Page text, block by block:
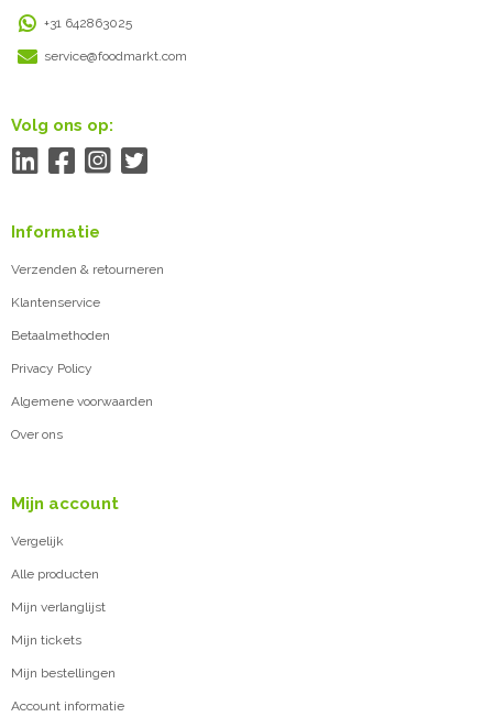
+31 642863025
service@foodmarkt.com
Volg ons op:
Informatie
Verzenden & retourneren
Klantenservice
Betaalmethoden
Privacy Policy
Algemene voorwaarden
Over ons
Mijn account
Vergelijk
Alle producten
Mijn verlanglijst
Mijn tickets
Mijn bestellingen
Account informatie